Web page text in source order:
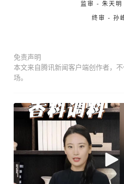
监审 - 朱天明
终审 - 孙
免责声明
本文来自腾讯新闻客户端创作者，
场。